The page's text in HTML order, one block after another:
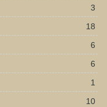
3
18
6
6
1
10